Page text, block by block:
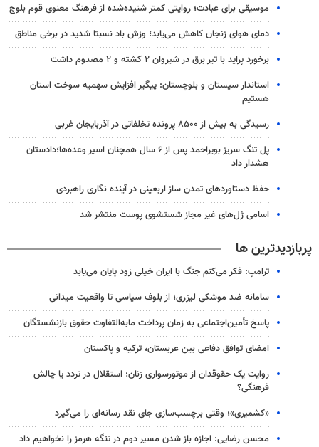
موسیقی برای عبادت؛ روایتی کمتر شنیده‌شده از فرهنگ معنوی قوم بلوچ
دمای هوای زنجان کاهش می‌یابد؛ وزش باد نسبتا شدید در برخی مناطق
برخورد پراید با تیر برق در شیروان ۲ کشته و ۲ مصدوم داشت
استاندار سیستان و بلوچستان: پیگیر افزایش سهمیه سوخت استان
هستیم
رسیدگی به بیش از ۸۵۰۰ پرونده تخلفاتی در آذربایجان غربی
پل تنگ سریز بویراحمد پس از ۶ سال همچنان اسیر وعده‌ها؛دادستان
هشدار داد
حفظ دستاوردهای تمدن ساز اربعینی در آینده نگاری راهبردی
اسامی ژل‌های غیر مجاز شستشوی پوست منتشر شد
پربازدیدترین ها
ترامپ: فکر می‌کنم جنگ با ایران خیلی زود پایان می‌یابد
سامانه ضد موشکی لیزری؛ از بلوف سیاسی تا واقعیت میدانی
پاسخ تأمین‌اجتماعی به زمان پرداخت مابه‌التفاوت حقوق بازنشستگان
امضای توافق دفاعی بین عربستان، ترکیه و پاکستان
روایت یک حقوقدان از موتورسواری زنان؛ استقلال در تردد یا چالش
فرهنگی؟
«کشمیری»؛ وقتی برچسب‌سازی جای نقد رسانه‌ای را می‌گیرد
محسن رضایی: اجازه باز شدن مسیر دوم در تنگه هرمز را نخواهیم داد